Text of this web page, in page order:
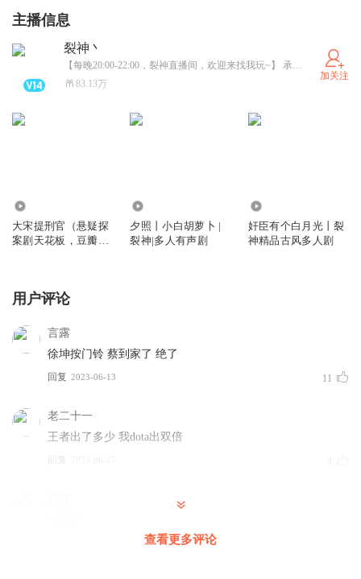
主播信息
裂神丶
【每晚20:00-22:00，裂神直播间，欢迎来找我玩~】 承接有声书制作，角色音录制等。 详情私聊~
83.13万
加关注
大宋提刑官（悬疑探
案剧天花板，豆瓣评
夕照丨小白胡萝卜 |
裂神|多人有声剧
奸臣有个白月光丨裂
神精品古风多人剧
用户评论
言露
徐坤按门铃 蔡到家了 绝了
回复 2023-06-13 11
老二十一
王者出了多少 我dota出双倍
回复
查看更多评论